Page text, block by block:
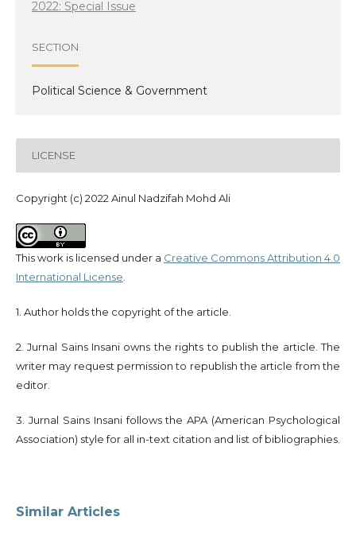
2022: Special Issue
SECTION
Political Science & Government
LICENSE
Copyright (c) 2022 Ainul Nadzifah Mohd Ali
This work is licensed under a Creative Commons Attribution 4.0
International License
1. Author holds the copyright of the article.
2. Jurnal Sains Insani owns the rights to publish the article. The
writer may request permission to republish the article from the
editor.
3. Jurnal Sains Insani follows the APA (American Psychological
Association) style for all in-text citation and list of bibliographies.
Similar Articles